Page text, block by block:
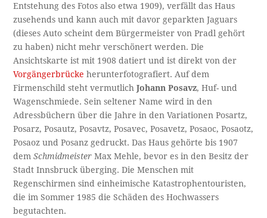
Entstehung des Fotos also etwa 1909), verfällt das Haus
zusehends und kann auch mit davor geparkten Jaguars
(dieses Auto scheint dem Bürgermeister von Pradl gehört
zu haben) nicht mehr verschönert werden. Die
Ansichtskarte ist mit 1908 datiert und ist direkt von der
Vorgängerbrücke herunterfotografiert. Auf dem
Firmenschild steht vermutlichJohann Posavz, Huf- und
Wagenschmiede. Sein seltener Name wird in den
Adressbüchern über die Jahre in den Variationen Posartz,
Posarz, Posautz, Posavtz, Posavec, Posavetz, Posaoc, Posaotz,
Posaoz und Posanz gedruckt. Das Haus gehörte bis 1907
demSchmidmeister Max Mehle, bevor es in den Besitz der
Stadt Innsbruck überging. Die Menschen mit
Regenschirmen sind einheimische Katastrophentouristen,
die im Sommer 1985 die Schäden des Hochwassers
begutachten.